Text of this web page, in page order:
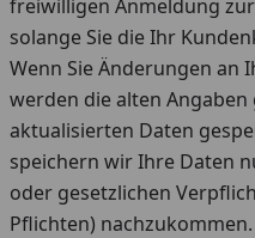
freiwilligen Anmeldung
solange Sie die Ihr
Wenn Sie Änderungen an
werden die alten
aktualisierten Daten
speichern wir Ihre Daten
oder gesetzlichen
Pflichten)